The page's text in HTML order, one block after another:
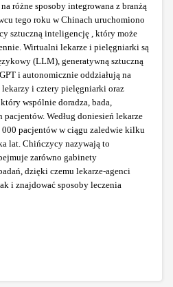
różne sposoby integrowana z branżą
tego roku w Chinach uruchomiono
sztuczną inteligencję , który może
Wirtualni lekarze i pielęgniarki są
(LLM), generatywną sztuczną
i autonomicznie oddziałują na
i cztery pielęgniarki oraz
wspólnie doradza, bada,
Według doniesień lekarze
000 pacjentów w ciągu zaledwie kilku
lat. Chińczycy nazywają to
zarówno gabinety
dzięki czemu lekarze-agenci
i znajdować sposoby leczenia